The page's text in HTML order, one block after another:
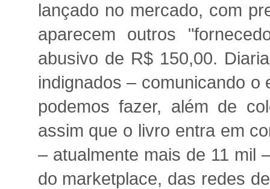
lançado no mercado, com
aparecem outros
abusivo de R$ 150,00.
indignados – comunicando
podemos fazer, além de
assim que o livro entra em
– atualmente mais de 11 mil
do marketplace, das redes